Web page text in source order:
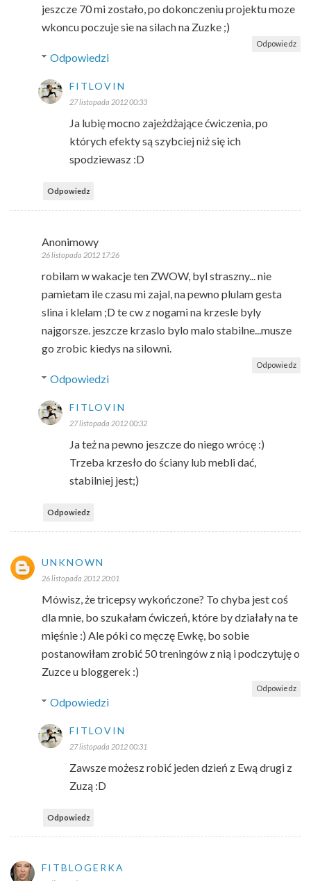
jeszcze 70 mi zostało, po dokonczeniu projektu moze
wkoncu poczuje sie na silach na Zuzke ;)
Odpowiedz
Odpowiedzi
FITLOVIN
27 listopada 2012 00:33
Ja lubię mocno zajeżdżające ćwiczenia, po
których efekty są szybciej niż się ich
spodziewasz :D
Odpowiedz
Anonimowy
26 listopada 2012 17:26
robilam w wakacje ten ZWOW, byl straszny... nie
pamietam ile czasu mi zajal, na pewno plulam gesta
slina i klelam ;D te cw z nogami na krzesle byly
najgorsze. jeszcze krzaslo bylo malo stabilne...musze
go zrobic kiedys na silowni.
Odpowiedz
Odpowiedzi
FITLOVIN
27 listopada 2012 00:32
Ja też na pewno jeszcze do niego wrócę :)
Trzeba krzesło do ściany lub mebli dać,
stabilniej jest;)
Odpowiedz
UNKNOWN
26 listopada 2012 20:01
Mówisz, że tricepsy wykończone? To chyba jest coś
dla mnie, bo szukałam ćwiczeń, które by działały na te
mięśnie :) Ale póki co męczę Ewkę, bo sobie
postanowiłam zrobić 50 treningów z nią i podczytuję o
Zuzce u bloggerek :)
Odpowiedz
Odpowiedzi
FITLOVIN
27 listopada 2012 00:31
Zawsze możesz robić jeden dzień z Ewą drugi z
Zuzą :D
Odpowiedz
FITBLOGERKA